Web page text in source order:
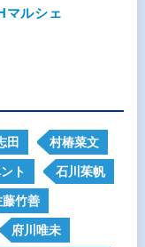
マルシェ
田 村椿菜文
ト 石川茱帆
藤竹善
府川唯未